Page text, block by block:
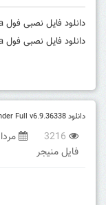
دانلود فایل نصبی فول Armeabi-v7a برنامه با لینک مستقیم - 7 مگابایت
دانلود فایل نصبی فول Arm64-v8a برنامه با لینک مستقیم - 7 مگابایت
دانلود File Commander Full v6.9.36338 برنامه فایل کامندر اندروید
3216 مرداد 13,
فایل منیجر